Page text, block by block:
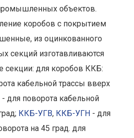
объектов.
коробов с покрытием
из оцинкованного
секций изготавливаются
секции: для коробов ККБ:
кабельной трассы вверх
- для поворота кабельной
ККБ-УГВ, ККБ-УГН - для
на 45 град. для